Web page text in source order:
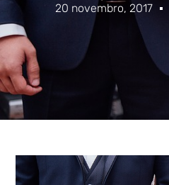
20 novembro, 2017